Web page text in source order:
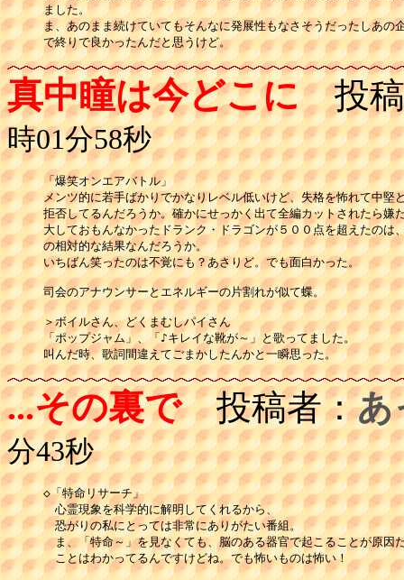
ました。
ま、あのまま続けていてもそんなに発展性もなさそうだったしあの
で終りで良かったんだと思うけど。
真中瞳は今どこに投稿
時01分58秒
「爆笑オンエアバトル」
メンツ的に若手ばかりでかなりレベル低いけど、失格を怖れて中堅
拒否してるんだろうか。確かにせっかく出て全編カットされたら嫌
大しておもんなかったドランク・ドラゴンが５００点を超えたのは
の相対的な結果なんだろうか。
いちばん笑ったのは不覚にも？あさりど。でも面白かった。
司会のアナウンサーとエネルギーの片割れが似て蝶。
＞ボイルさん、どくまむしパイさん
「ポップジャム」、「♪キレイな靴が～」と歌ってました。
叫んだ時、歌詞間違えてごまかしたんかと一瞬思った。
...その裏で投稿者：あ
分43秒
◇「特命リサーチ」
心霊現象を科学的に解明してくれるから、
恐がりの私にとっては非常にありがたい番組。
ま、「特命～」を見なくても、脳のある器官で起こることが原因
ことはわかってるんですけどね。でも怖いものは怖い！